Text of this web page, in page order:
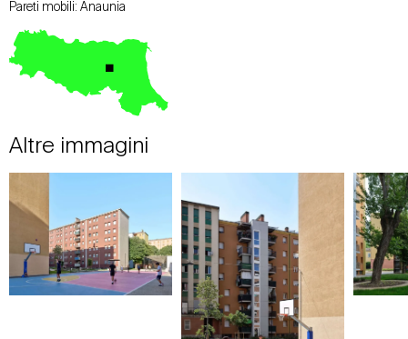
Pareti mobili: Anaunia
Altre immagini